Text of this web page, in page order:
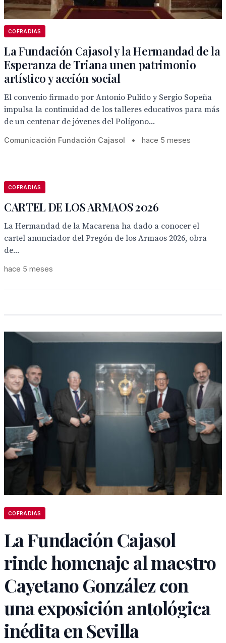
COFRADIAS
La Fundación Cajasol y la Hermandad de la
Esperanza de Triana unen patrimonio
artístico y acción social
El convenio firmado por Antonio Pulido y Sergio Sopeña
impulsa la continuidad de los talleres educativos para más
de un centenar de jóvenes del Polígono...
Comunicación Fundación Cajasol • hace 5 meses
COFRADIAS
CARTEL DE LOS ARMAOS 2026
La Hermandad de la Macarena ha dado a conocer el
cartel anunciador del Pregón de los Armaos 2026, obra
de...
hace 5 meses
COFRADIAS
La Fundación Cajasol
rinde homenaje al maestro
Cayetano González con
una exposición antológica
inédita en Sevilla